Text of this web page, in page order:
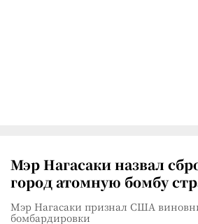
Мэр Нагасаки назвал
город атомную бомбу
Мэр Нагасаки признал США
бомбардировки